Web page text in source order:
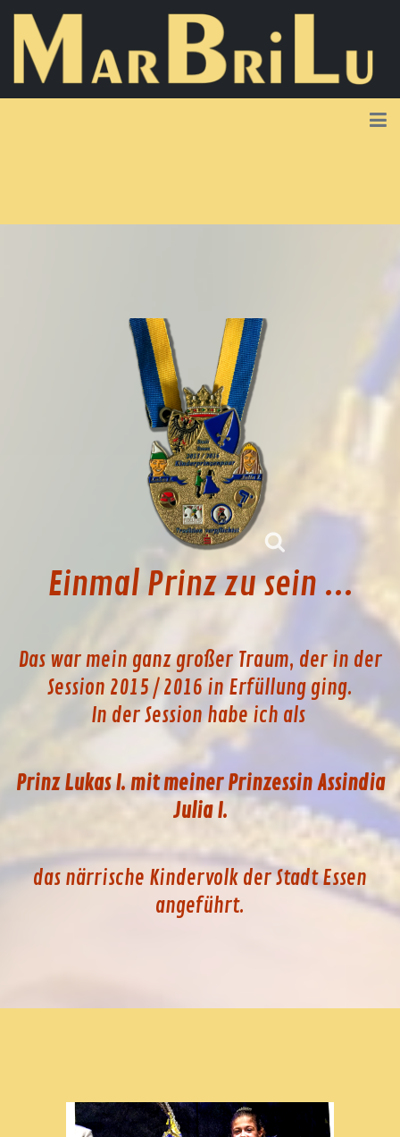
Einmal Prinz zu sein ...
Das war mein ganz großer Traum, der in der
Session 2015 / 2016 in Erfüllung ging.
In der Session habe ich als
Prinz Lukas I. mit meiner Prinzessin Assindia
Julia I.
das närrische Kindervolk der Stadt Essen
angeführt.